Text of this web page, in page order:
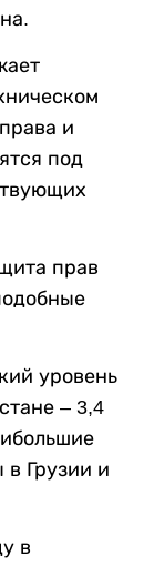
и
под
прав
уровень
– 3,4
в Грузии и
в